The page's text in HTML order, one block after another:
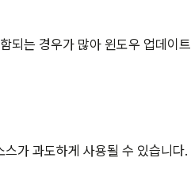
되는 경우가 많아 윈도우 업데이
가 과도하게 사용될 수 있습니다.